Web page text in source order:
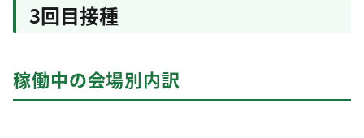
3回目接種
稼働中の会場別内訳